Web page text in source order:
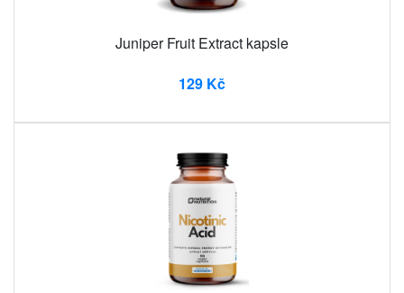
Juniper Fruit Extract kapsle
129 Kč